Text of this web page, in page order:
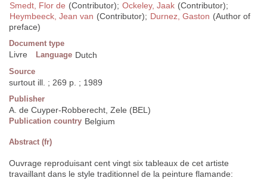
Smedt, Flor de (Contributor); Ockeley, Jaak (Contributor);
Heymbeeck, Jean van (Contributor); Durnez, Gaston (Author of
preface)
Document type
Livre Language Dutch
Source
surtout ill. ; 269 p. ; 1989
Publisher
A. de Cuyper-Robberecht, Zele (BEL)
Publication country Belgium
Abstract (fr)
Ouvrage reproduisant cent vingt six tableaux de cet artiste
travaillant dans le style traditionnel de la peinture flamande: